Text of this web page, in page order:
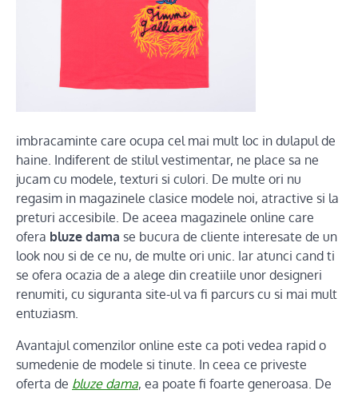
imbracaminte care ocupa cel mai mult loc in dulapul de
haine. Indiferent de stilul vestimentar, ne place sa ne
jucam cu modele, texturi si culori. De multe ori nu
regasim in magazinele clasice modele noi, atractive si la
preturi accesibile. De aceea magazinele online care
ofera bluze dama se bucura de cliente interesate de un
look nou si de ce nu, de multe ori unic. Iar atunci cand ti
se ofera ocazia de a alege din creatiile unor designeri
renumiti, cu siguranta site-ul va fi parcurs cu si mai mult
entuziasm.
Avantajul comenzilor online este ca poti vedea rapid o
sumedenie de modele si tinute. In ceea ce priveste
oferta de bluze dama, ea poate fi foarte generoasa. De